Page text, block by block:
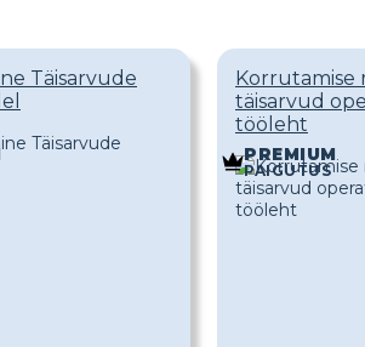
Täisarvude
täisarvud
tööleht
PREMIUM
PAIGUTUS